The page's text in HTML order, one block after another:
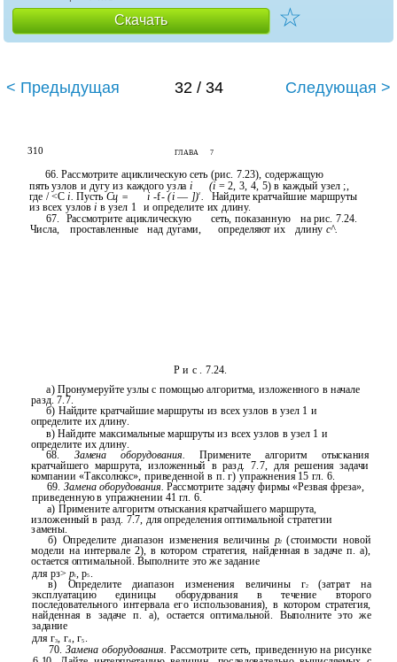
Скачать ☆
< Предыдущая 32 / 34 Следующая >
310 ГЛАВА 7
66. Рассмотрите ациклическую сеть (рис. 7.23), содержащую
пять узлов и дугу из каждого узла i (i= 2, 3, 4, 5) в каждый узел ;,
где / <Сi.Пусть Сц = i-f- (i— ])г.
Найдите кратчайшие маршруты
из всех узлов i в узел 1
и определите их длину.
67.
Рассмотрите ациклическую сеть, показанную
на рис. 7.24.
Числа,
проставленные над дугами, определяют их длину с^.
Р и с . 7.24.
а) Пронумеруйте узлы с помощью алгоритма, изложенного в начале
разд. 7.7.
б) Найдите кратчайшие маршруты из всех узлов в узел 1 и
определите их длину.
в) Найдите максимальные маршруты из всех узлов в узел 1 и
определите их длину.
68. Замена оборудования.Примените алгоритм отыскания
кратчайшего маршрута, изложенный в разд. 7.7, для решения задачи
компании «Таксолюкс», приведенной в п. г) упражнения 15 гл. 6.
69. Замена оборудования.Рассмотрите задачу фирмы «Резвая фреза»,
приведенную в упражнении 41 гл. 6.
а) Примените алгоритм отыскания кратчайшего маршрута,
изложенный в разд. 7.7, для определения оптимальной стратегии
замены.
б) Определите диапазон изменения величины р2(стоимости новой
модели на интервале 2), в котором стратегия, найденная в задаче п. а),
остается оптимальной. Выполните это же задание
для рз> pt,р5 .
в) Определите диапазон изменения величины г2 (затрат на
эксплуатацию единицы оборудования в течение второго
последовательного интервала его использования), в котором стратегия,
найденная в задаче п. а), остается оптимальной. Выполните это же
задание
для г3, г4, г5 .
70.Замена оборудования. Рассмотрите сеть, приведенную на рисунке